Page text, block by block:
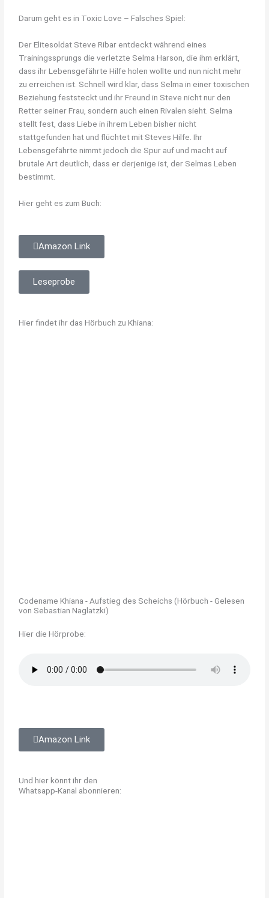
Darum geht es in Toxic Love – Falsches Spiel:
Der Elitesoldat Steve Ribar entdeckt während eines
Trainingssprungs die verletzte Selma Harson, die ihm erklärt,
dass ihr Lebensgefährte Hilfe holen wollte und nun nicht mehr
zu erreichen ist. Schnell wird klar, dass Selma in einer toxischen
Beziehung feststeckt und ihr Freund in Steve nicht nur den
Retter seiner Frau, sondern auch einen Rivalen sieht. Selma
stellt fest, dass Liebe in ihrem Leben bisher nicht
stattgefunden hat und flüchtet mit Steves Hilfe. Ihr
Lebensgefährte nimmt jedoch die Spur auf und macht auf
brutale Art deutlich, dass er derjenige ist, der Selmas Leben
bestimmt.
Hier geht es zum Buch:
Amazon Link
Leseprobe
Hier findet ihr das Hörbuch zu Khiana:
Codename Khiana - Aufstieg des Scheichs (Hörbuch - Gelesen
von Sebastian Naglatzki)
Hier die Hörprobe:
Amazon Link
Und hier könnt ihr den
Whatsapp-Kanal abonnieren: